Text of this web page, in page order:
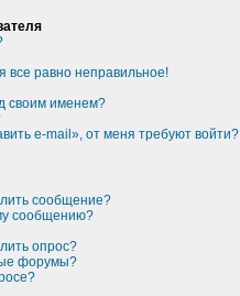
все равно неправильное!
своим именем?
e-mail», от меня требуют войти?
сообщение?
сообщению?
опрос?
форумы?